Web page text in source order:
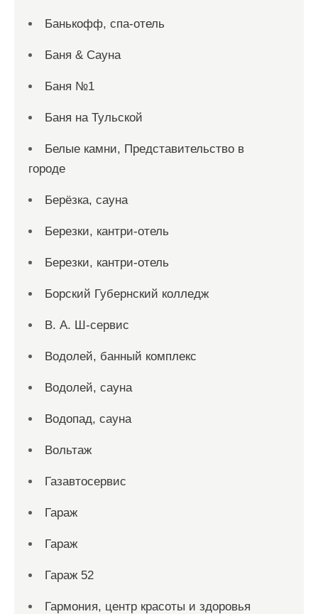
Банькофф, спа-отель
Баня & Сауна
Баня №1
Баня на Тульской
Белые камни, Представительство в
городе
Берёзка, сауна
Березки, кантри-отель
Березки, кантри-отель
Борский Губернский колледж
В. А. Ш-сервис
Водолей, банный комплекс
Водолей, сауна
Водопад, сауна
Вольтаж
Газавтосервис
Гараж
Гараж
Гараж 52
Гармония, центр красоты и здоровья